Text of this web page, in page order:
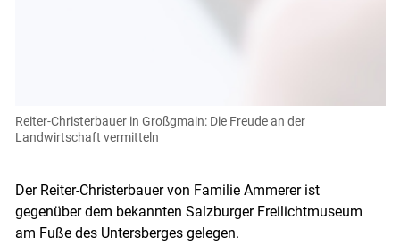
einsehen und korrigieren
Akzeptieren
Cookies Einstellungen
Reiter-Christerbauer in Großgmain: Die Freude an der
Landwirtschaft vermitteln
Der Reiter-Christerbauer von Familie Ammerer ist
gegenüber dem bekannten Salzburger Freilichtmuseum
am Fuße des Untersberges gelegen.